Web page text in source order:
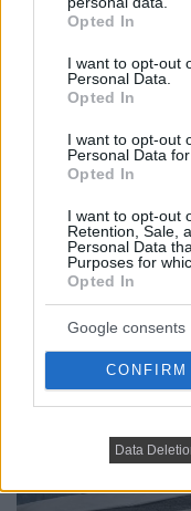
grant or deny
use your data for
consent section.
Opted In
I want to opt-out
Personal Data.
Opted In
I want to opt-out
Personal Data
Opted In
I want to opt-out
Retention, Sale,
Personal Data
Purposes for
Opted In
Google consents
CONFIRM
Data
56m2-en, klasszikus